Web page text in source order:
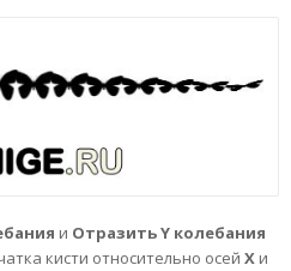
и Отразить Y колебания
кисти относительно осей X и